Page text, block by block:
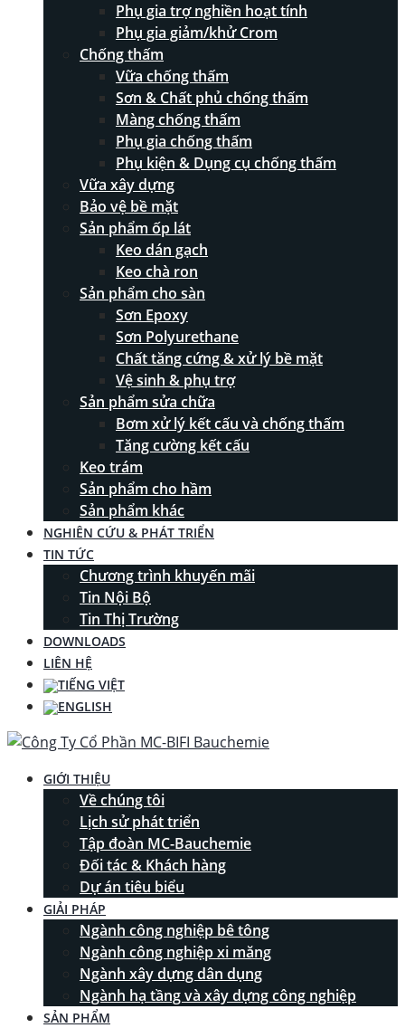
Phụ gia trợ nghiền hoạt tính
Phụ gia giảm/khử Crom
Chống thấm
Vữa chống thấm
Sơn & Chất phủ chống thấm
Màng chống thấm
Phụ gia chống thấm
Phụ kiện & Dụng cụ chống thấm
Vữa xây dựng
Bảo vệ bề mặt
Sản phẩm ốp lát
Keo dán gạch
Keo chà ron
Sản phẩm cho sàn
Sơn Epoxy
Sơn Polyurethane
Chất tăng cứng & xử lý bề mặt
Vệ sinh & phụ trợ
Sản phẩm sửa chữa
Bơm xử lý kết cấu và chống thấm
Tăng cường kết cấu
Keo trám
Sản phẩm cho hầm
Sản phẩm khác
NGHIÊN CỨU & PHÁT TRIỂN
TIN TỨC
Chương trình khuyến mãi
Tin Nội Bộ
Tin Thị Trường
DOWNLOADS
LIÊN HỆ
GIỚI THIỆU
Về chúng tôi
Lịch sử phát triển
Tập đoàn MC-Bauchemie
Đối tác & Khách hàng
Dự án tiêu biểu
GIẢI PHÁP
Ngành công nghiệp bê tông
Ngành công nghiệp xi măng
Ngành xây dựng dân dụng
Ngành hạ tầng và xây dựng công nghiệp
SẢN PHẨM